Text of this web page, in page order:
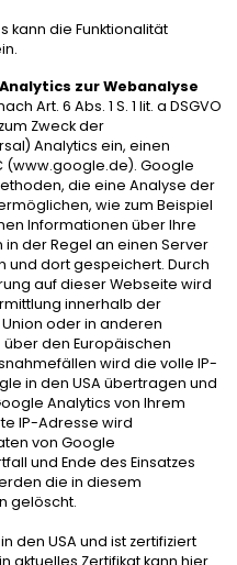
kann die Funktionalität
zur Webanalyse
Art. 6 Abs. 1 S. 1 lit. a DSGVO
Zweck der
Analytics ein, einen
(www.google.de). Google
die eine Analyse der
wie zum Beispiel
Informationen über Ihre
der Regel an einen Server
und dort gespeichert. Durch
auf dieser Webseite wird
innerhalb der
oder in anderen
den Europäischen
wird die volle IP-
in den USA übertragen und
Analytics von Ihrem
IP-Adresse wird
von Google
und Ende des Einsatzes
die in diesem
gelöscht.
den USA und ist zertifiziert
aktuelles Zertifikat kann hier